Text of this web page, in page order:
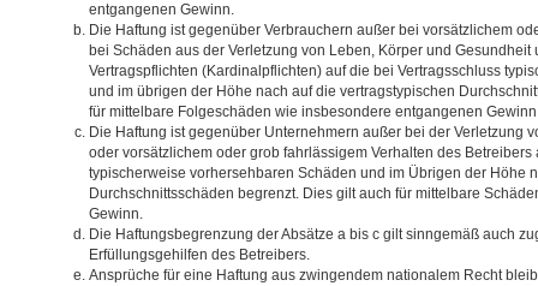
entgangenen Gewinn.
Die Haftung ist gegenüber Verbrauchern außer bei vorsätzlichem
bei Schäden aus der Verletzung von Leben, Körper und
Vertragspflichten (Kardinalpflichten) auf die bei Vertragsschluss
und im übrigen der Höhe nach auf die vertragstypischen
für mittelbare Folgeschäden wie insbesondere entgangenen
Die Haftung ist gegenüber Unternehmern außer bei der Verletzung
oder vorsätzlichem oder grob fahrlässigem Verhalten des Betreibers
typischerweise vorhersehbaren Schäden und im Übrigen der Höhe
Durchschnittsschäden begrenzt. Dies gilt auch für mittelbare
Gewinn.
Die Haftungsbegrenzung der Absätze a bis c gilt sinngemäß auch
Erfüllungsgehilfen des Betreibers.
Ansprüche für eine Haftung aus zwingendem nationalem Recht